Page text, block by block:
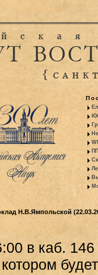
Н.В.Ямпольской
в каб.